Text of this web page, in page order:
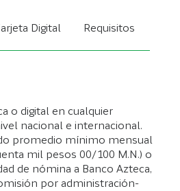
Digital Requisitos
o digital en cualquier
nacional e internacional.
promedio mínimo mensual
mil pesos 00/100 M.N.) o
de nómina a Banco Azteca,
por administración-